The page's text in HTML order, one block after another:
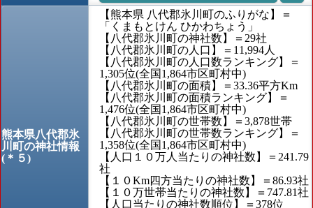
熊本県八代郡氷
川町の神社情報
(＊５)
【熊本県 八代郡氷川町のふりがな】＝
「くまもとけん ひかわちょう」
【八代郡氷川町の神社数】＝29社
【八代郡氷川町の人口】＝11,994人
【八代郡氷川町の人口数ランキング】＝
1,305位(全国1,864市区町村中)
【八代郡氷川町の面積】＝33.36平方Km
【八代郡氷川町の面積ランキング】＝
1,476位(全国1,864市区町村中)
【八代郡氷川町の世帯数】＝3,878世帯
【八代郡氷川町の世帯数ランキング】＝
1,358位(全国1,864市区町村中)
【人口１０万人当たりの神社数】＝241.79
社
【１０Km四方当たりの神社数】＝86.93社
【１０万世帯当たりの神社数】＝747.81社
【人口当たりの神社数順位】＝378位